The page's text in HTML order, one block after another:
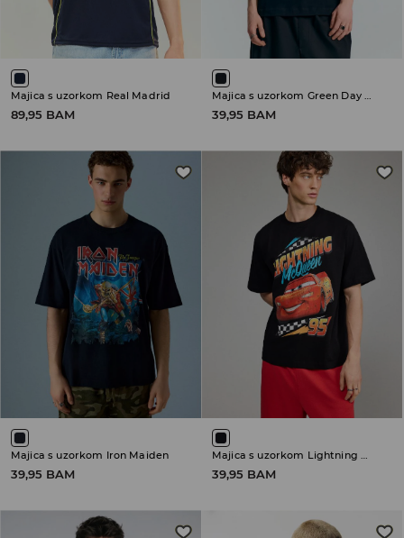
Majica s uzorkom Real Madrid
89,95 BAM
Majica s uzorkom Green Day American Idiot
39,95 BAM
Majica s uzorkom Iron Maiden
39,95 BAM
Majica s uzorkom Lightning McQueen
39,95 BAM